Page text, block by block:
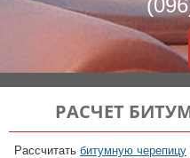
РАСЧЕТ
Рассчитать битумную черепицу